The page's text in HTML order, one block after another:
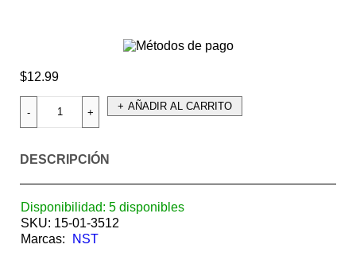
$12.99
AÑADIR AL CARRITO
DESCRIPCIÓN
Disponibilidad: 5 disponibles
SKU: 15-01-3512
Marcas:
NST